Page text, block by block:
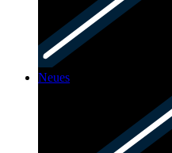
Neues